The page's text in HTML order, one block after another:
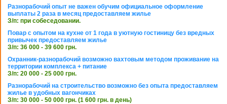
Разнорабочий опыт не важен обучим официальное оформление
выплаты 2 раза в месяц предоставляем жилье
З/п: при собеседовании.
Повар с опытом на кухне от 1 года в уютную гостиницу без вредных
привычек предоставляем жилье
З/п: 36 000 - 39 600 грн.
Охранник-разнорабочий возможно вахтовым методом проживание на
территории комплекса + питание
З/п: 20 000 - 25 000 грн.
Разнорабочий на строительство возможно без опыта предоставляем
жилье в удобных вагончиках
З/п: 30 000 - 50 000 грн. (1 600 грн. в день)